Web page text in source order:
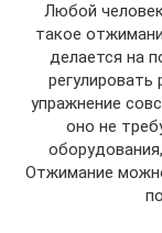
Любой
такое
делается на
упражнение
оно не
Отжимание